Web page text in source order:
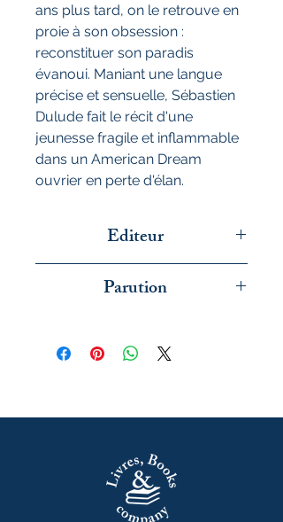
ans plus tard, on le retrouve en
proie à son obsession :
reconstituer son paradis
évanoui. Maniant une langue
précise et sensuelle, Sébastien
Dulude fait le récit d'une
jeunesse fragile et inflammable
dans un American Dream
ouvrier en perte d'élan.
Editeur
Parution